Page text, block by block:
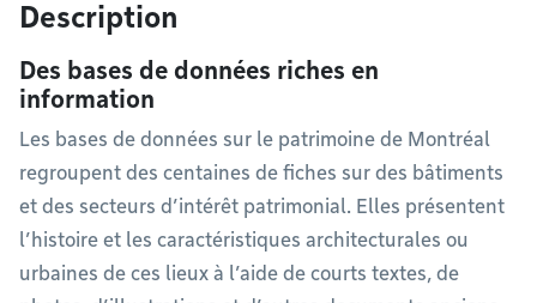
Description
Des bases de données riches en
information
Les bases de données sur le patrimoine de Montréal
regroupent des centaines de fiches sur des bâtiments
et des secteurs d’intérêt patrimonial. Elles présentent
l’histoire et les caractéristiques architecturales ou
urbaines de ces lieux à l’aide de courts textes, de